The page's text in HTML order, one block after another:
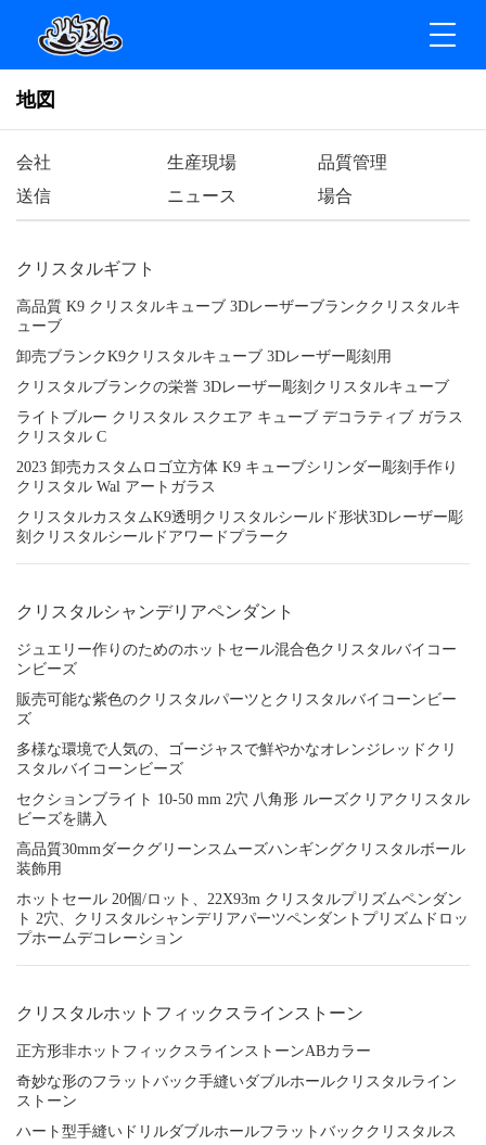
地図
会社 生産現場
品質管理
送信
ニュース 場合
クリスタルギフト
高品質 K9 クリスタルキューブ 3Dレーザーブランククリスタルキ
ューブ
卸売ブランクK9クリスタルキューブ 3Dレーザー彫刻用
クリスタルブランクの栄誉 3Dレーザー彫刻クリスタルキューブ
ライトブルー クリスタル スクエア キューブ デコラティブ ガラス
クリスタル C
2023 卸売カスタムロゴ立方体 K9 キューブシリンダー彫刻手作り
クリスタル Wal アートガラス
クリスタルカスタムK9透明クリスタルシールド形状3Dレーザー彫
刻クリスタルシールドアワードプラーク
クリスタルシャンデリアペンダント
ジュエリー作りのためのホットセール混合色クリスタルバイコー
ンビーズ
販売可能な紫色のクリスタルパーツとクリスタルバイコーンビー
ズ
多様な環境で人気の、ゴージャスで鮮やかなオレンジレッドクリ
スタルバイコーンビーズ
セクションブライト 10-50 mm 2穴 八角形 ルーズクリアクリスタル
ビーズを購入
高品質30mmダークグリーンスムーズハンギングクリスタルボール
装飾用
ホットセール 20個/ロット、22X93m クリスタルプリズムペンダン
ト 2穴、クリスタルシャンデリアパーツペンダントプリズムドロッ
プホームデコレーション
クリスタルホットフィックスラインストーン
正方形非ホットフィックスラインストーンABカラー
奇妙な形のフラットバック手縫いダブルホールクリスタルライン
ストーン
ハート型手縫いドリルダブルホールフラットバッククリスタルス